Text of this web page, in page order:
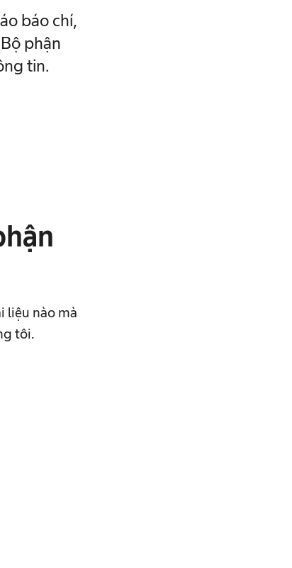
báo chí,
phận
tin.
liệu nào mà
tôi.